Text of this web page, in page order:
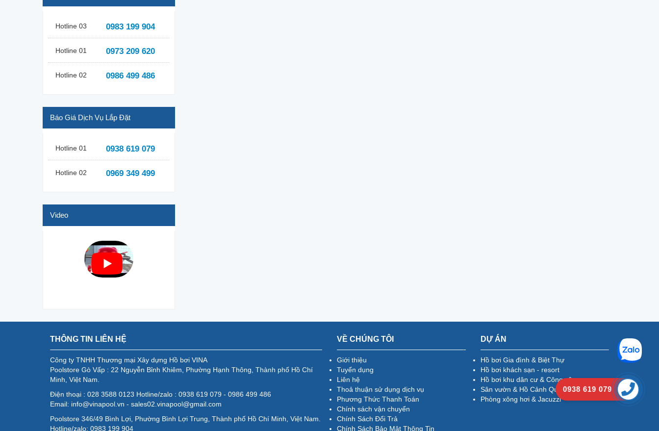
Hotline 03 0983 199 904
Hotline 01 0973 209 620
Hotline 02 0986 499 486
Báo Giá Dịch Vụ Lắp Đặt
Hotline 01 0938 619 079
Hotline 02 0969 349 499
Video
THÔNG TIN LIÊN HỆ
Công ty TNHH Thương mại Xây dựng Hồ bơi VINA
Poolstore Gò Vấp : 22 Nguyễn Bỉnh Khiêm, Phường Hạnh Thông, Thành phố Hồ Chí
Minh, Việt Nam.
Điện thoại : 028 3588 0123 Hotline/zalo : 0938 619 079 - 0986 499 486
Email: info@vinapool.vn - sales02.vinapool@gmail.com
Poolstore 346/49 Bình Lợi, Phường Bình Lợi Trung, Thành phố Hồ Chí Minh, Việt Nam.
Hotline/zalo: 0983 199 904
VỀ CHÚNG TÔI
Giới thiệu
Tuyển dụng
Liên hệ
Thoả thuận sử dụng dịch vụ
Phương Thức Thanh Toán
Chính sách vận chuyển
Chính Sách Đổi Trả
Chính Sách Bảo Mật Thông Tin
DỰ ÁN
Hồ bơi Gia đình & Biệt Thự
Hồ bơi khách sạn - resort
Hồ bơi khu dân cư & Công cộng
Sân vườn & Hồ Cảnh Quan
Phòng xông hơi & Jacuzzi
0938 619 079